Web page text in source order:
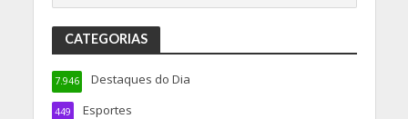
CATEGORIAS
Destaques do Dia
7.946
Esportes
449